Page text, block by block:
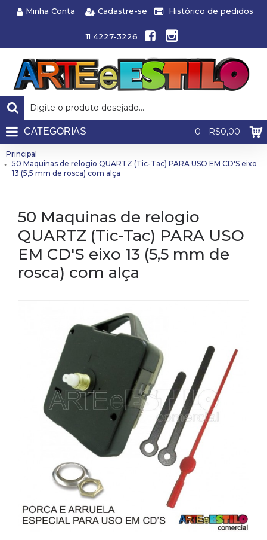
Minha Conta Cadastre-se Histórico de pedidos
11 4227-3226
0 - R$0,00
CATEGORIAS
Principal
50 Maquinas de relogio QUARTZ (Tic-Tac) PARA USO EM CD'S eixo
13 (5,5 mm de rosca) com alça
50 Maquinas de relogio
QUARTZ (Tic-Tac) PARA USO
EM CD'S eixo 13 (5,5 mm de
rosca) com alça